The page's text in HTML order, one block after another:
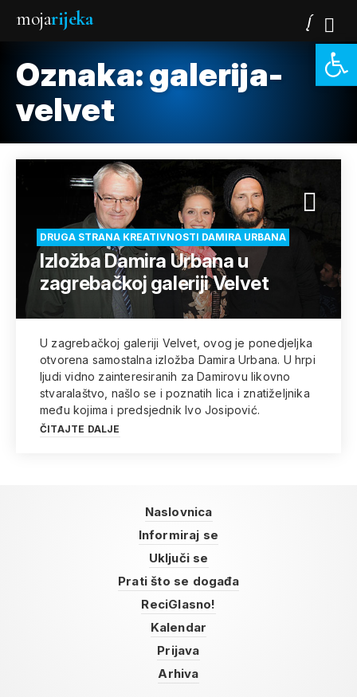
mojarijeka
Oznaka:galerija-
velvet
DRUGA STRANA KREATIVNOSTI DAMIRA URBANA
Izložba Damira Urbana u
zagrebačkoj galeriji Velvet
U zagrebačkoj galeriji Velvet, ovog je ponedjeljka
otvorena samostalna izložba Damira Urbana. U hrpi
ljudi vidno zainteresiranih za Damirovu likovno
stvaralaštvo, našlo se i poznatih lica i znatiželjnika
među kojima i predsjednik Ivo Josipović.
ČITAJTE DALJE
Naslovnica
Informiraj se
Uključi se
Prati što se događa
ReciGlasno!
Kalendar
Prijava
Arhiva